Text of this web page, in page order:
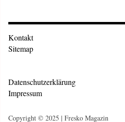
Kontakt
Sitemap
Datenschutzerklärung
Impressum
Copyright © 2025 | Fresko Magazin